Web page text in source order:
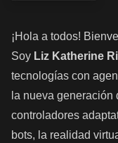
¡Hola a todos!
Soy Liz Katherine
tecnologías con
la nueva
controladores
bots, la realidad